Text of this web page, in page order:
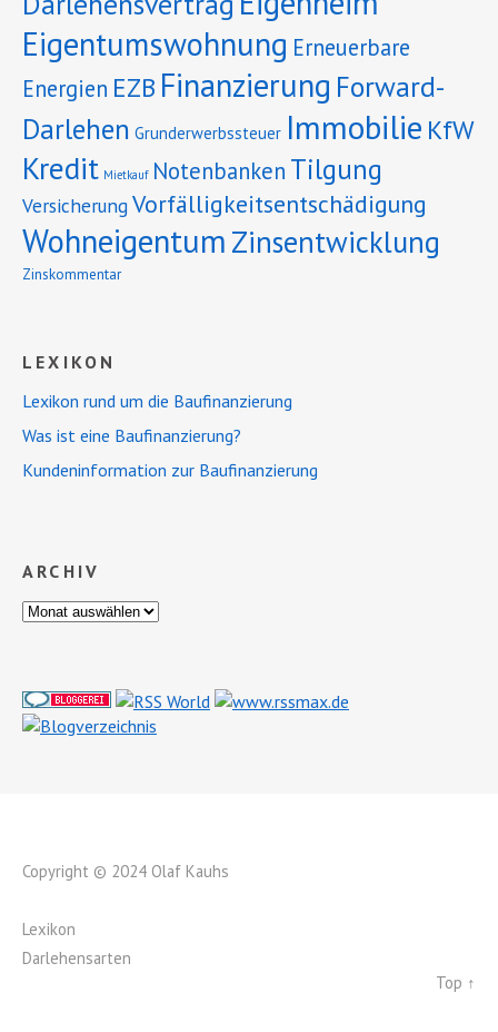
Eigentumswohnung Erneuerbare
Energien EZB Finanzierung Forward-
Darlehen Grunderwerbssteuer Immobilie KfW
Kredit Mietkauf Notenbanken Tilgung
VersicherungVorfälligkeitsentschädigung
Wohneigentum Zinsentwicklung
Zinskommentar
LEXIKON
Lexikon rund um die Baufinanzierung
Was ist eine Baufinanzierung?
Kundeninformation zur Baufinanzierung
ARCHIV
Copyright © 2024 Olaf Kauhs
Lexikon
Darlehensarten
Top ↑